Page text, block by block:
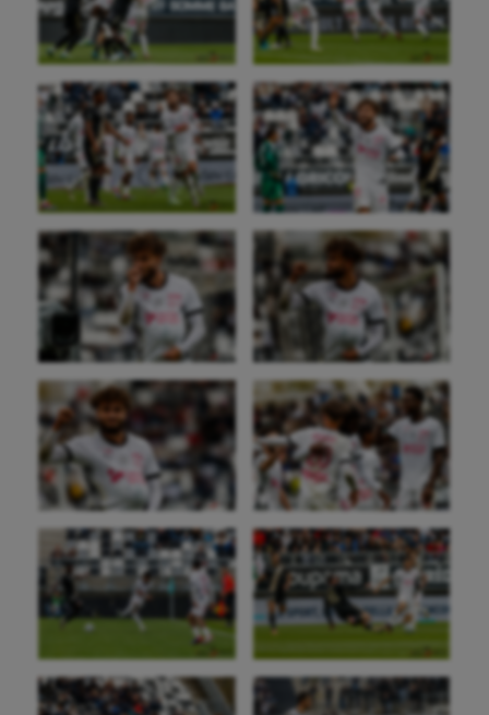
Flag football
Football américain
Futsal
Golf
Gymnastique
Gymnastique rythmique
Haltérophilie
Handisport
Hippisme
Jeux Olympiques et Paralympiques
Kayak-polo
Korfbal
Longue paume
Moto
Natation artistique